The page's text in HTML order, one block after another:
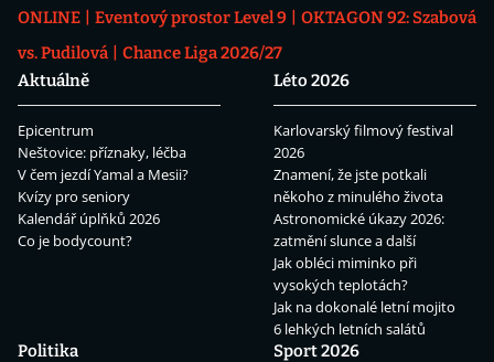
ONLINE
Eventový prostor Level 9
OKTAGON 92: Szabová
vs. Pudilová
Chance Liga 2026/27
Aktuálně
Epicentrum
Neštovice: příznaky, léčba
V čem jezdí Yamal a Mesii?
Kvízy pro seniory
Kalendář úplňků 2026
Co je bodycount?
Léto 2026
Karlovarský filmový festival
2026
Znamení, že jste potkali
někoho z minulého života
Astronomické úkazy 2026:
zatmění slunce a další
Jak obléci miminko při
vysokých teplotách?
Jak na dokonalé letní mojito
6 lehkých letních salátů
Politika
Sport 2026